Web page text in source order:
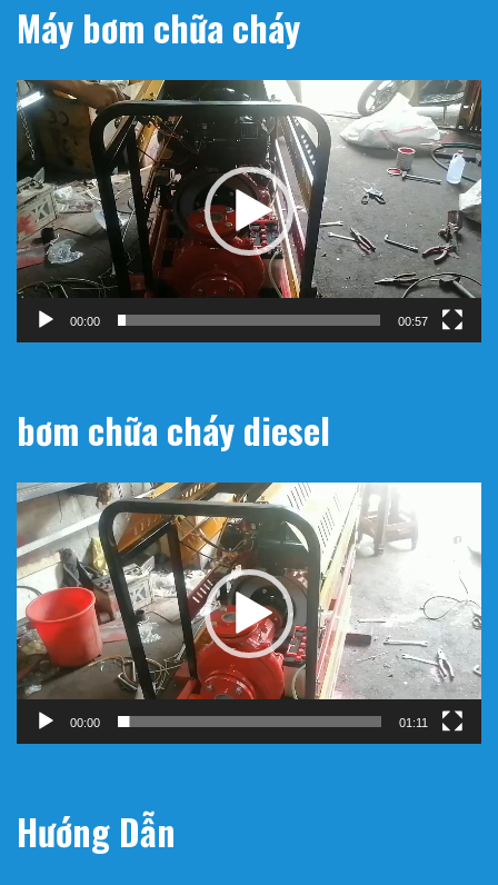
Máy bơm chữa cháy
Trình
chơi
Video
00:00 00:57
bơm chữa cháy diesel
Trình
chơi
Video
00:00 01:11
Hướng Dẫn